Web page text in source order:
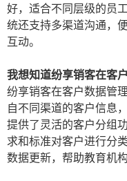
好，适合不同层级的员
统还支持多渠道沟通，
互动。
我想知道纷享销客在客
纷享销客在客户数据管
自不同渠道的客户信息
提供了灵活的客户分组
求和标准对客户进行分
数据更新，帮助教育机